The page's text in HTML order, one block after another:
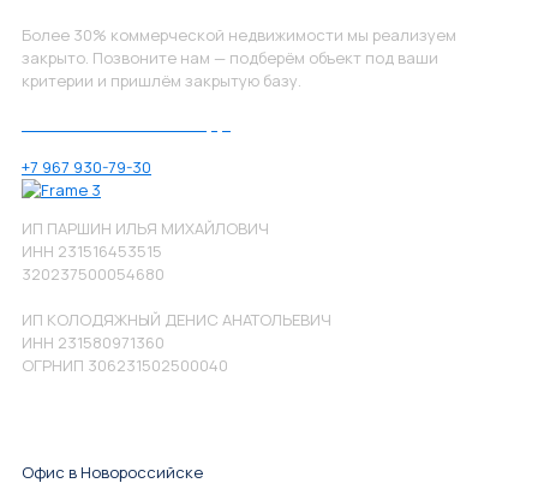
Более 30% коммерческой недвижимости мы реализуем
закрыто. Позвоните нам — подберём объект под ваши
критерии и пришлём закрытую базу.
+7 967 930-79-30
ИП ПАРШИН ИЛЬЯ МИХАЙЛОВИЧ
ИНН 231516453515
320237500054680
ИП КОЛОДЯЖНЫЙ ДЕНИС АНАТОЛЬЕВИЧ
ИНН 231580971360
ОГРНИП 306231502500040
Офис в Новороссийске